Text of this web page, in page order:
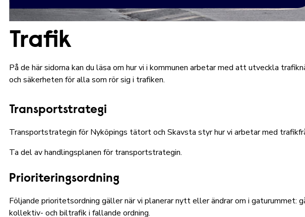
Trafik
På de här sidorna kan du läsa om hur vi i kommunen arbetar med att utveckla
och säkerheten för alla som rör sig i trafiken.
Transportstrategi
Transportstrategin för Nyköpings tätort och Skavsta styr hur vi arbetar med
Ta del av handlingsplanen för transportstrategin.
Prioriteringsordning
Följande prioritetsordning gäller när vi planerar nytt eller ändrar om i gaturummet:
kollektiv- och biltrafik i fallande ordning.